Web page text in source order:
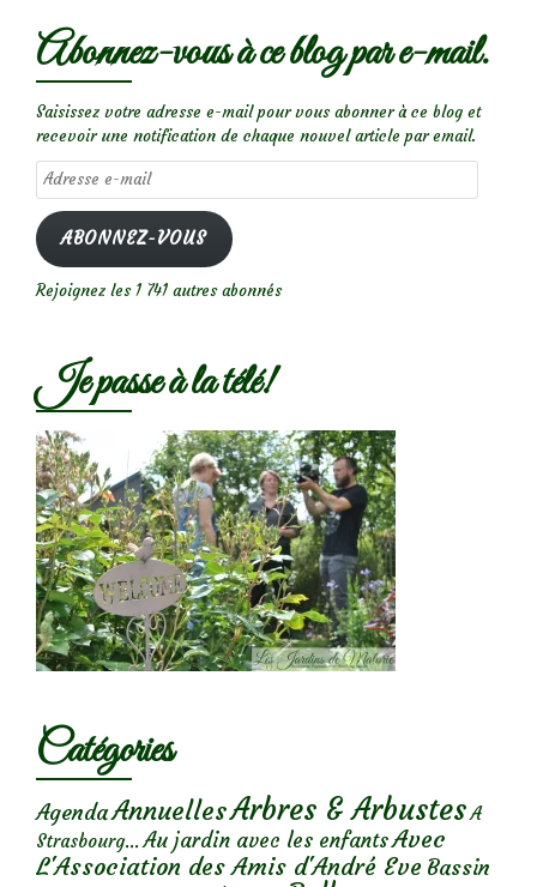
Abonnez-vous à ce blog par e-mail.
Saisissez votre adresse e-mail pour vous abonner à ce blog et
recevoir une notification de chaque nouvel article par email.
Adresse
e-
mail
ABONNEZ-VOUS
Rejoignez les 1 741 autres abonnés
Je passe à la télé!
Catégories
AgendaAnnuellesArbres & Arbustes A
Strasbourg... Au jardin avec les enfantsAvec
L'Association des Amis d'André Eve Bassin